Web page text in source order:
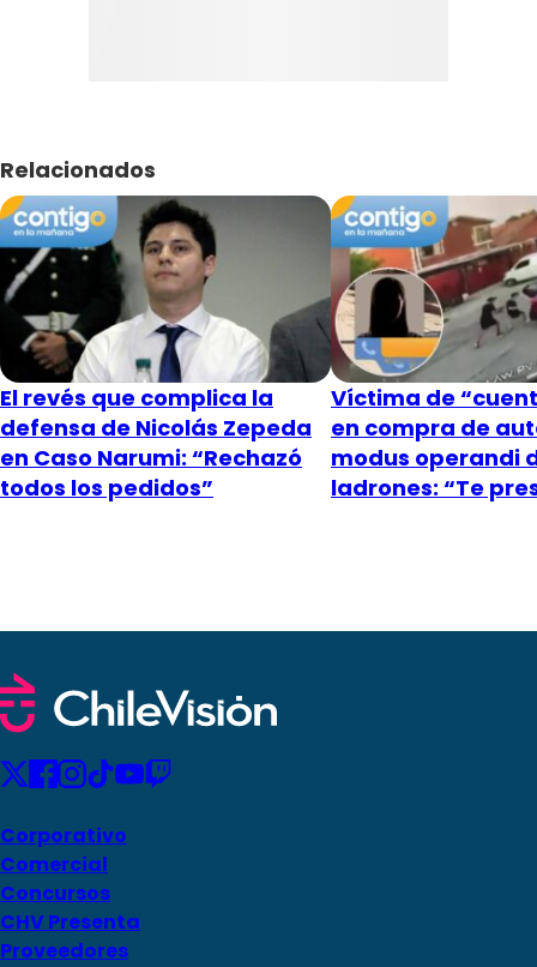
Relacionados
El revés que complica la
defensa de Nicolás Zepeda
en Caso Narumi: “Rechazó
todos los pedidos”
Víctima de
en compra de
modus operandi
ladrones: “Te
Corporativo
Comercial
Concursos
CHV Presenta
Proveedores